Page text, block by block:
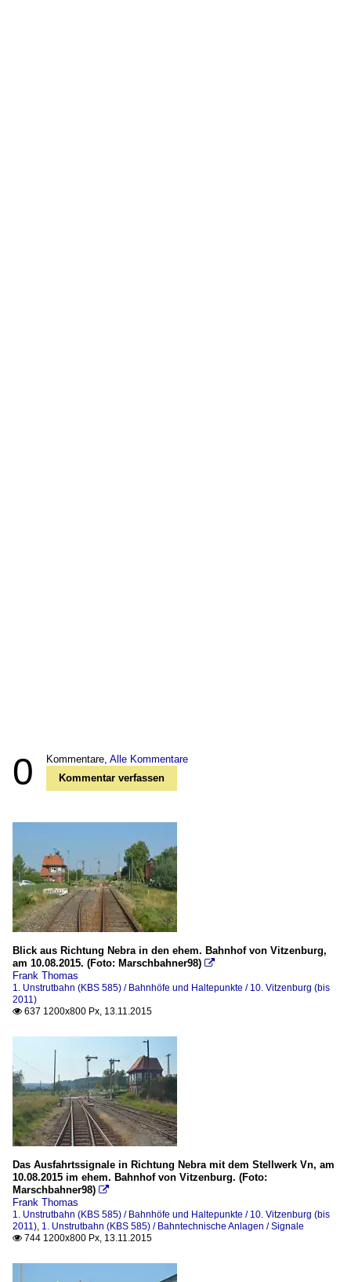
0 Kommentare, Alle Kommentare
Kommentar verfassen
Blick aus Richtung Nebra in den ehem. Bahnhof von Vitzenburg,
am 10.08.2015. (Foto: Marschbahner98) 
Frank Thomas
1. Unstrutbahn (KBS 585) / Bahnhöfe und Haltepunkte / 10. Vitzenburg (bis
2011)
 637 1200x800 Px, 13.11.2015
Das Ausfahrtssignale in Richtung Nebra mit dem Stellwerk Vn, am
10.08.2015 im ehem. Bahnhof von Vitzenburg. (Foto:
Marschbahner98) 
Frank Thomas
1. Unstrutbahn (KBS 585) / Bahnhöfe und Haltepunkte / 10. Vitzenburg (bis
2011) 1. Unstrutbahn (KBS 585) / Bahntechnische Anlagen / Signale
 744 1200x800 Px, 13.11.2015